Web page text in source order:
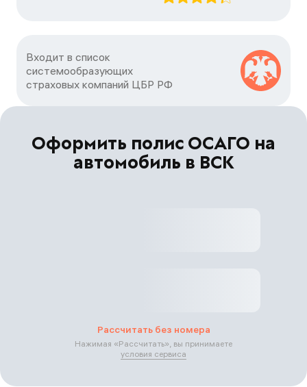
Входит в список
системообразующих
страховых компаний ЦБP РФ
Оформить полис ОСАГО на
автомобиль в ВСК
Рассчитать без номера
Нажимая «Рассчитать», вы принимаете
условия сервиса